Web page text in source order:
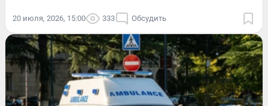
20 июля, 2026, 15:00 333 Обсудить